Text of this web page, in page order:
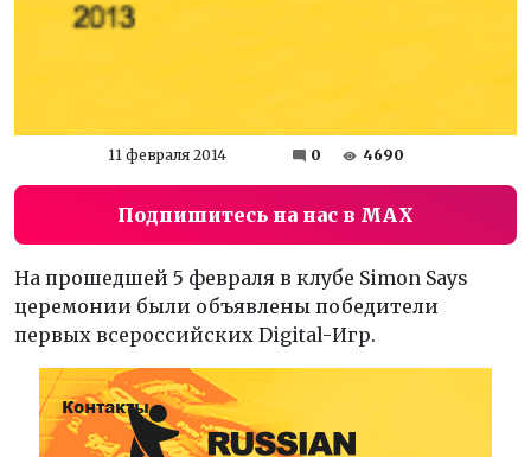
11 февраля 2014 0 4690
Подпишитесь на нас в MAX
На прошедшей 5 февраля в клубе Simon Says
церемонии были объявлены победители
первых всероссийских Digital-Игр.